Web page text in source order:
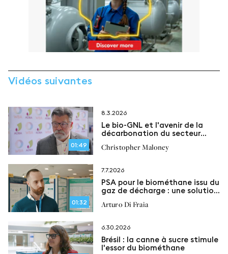
Vidéos suivantes
01:49
8.3.2026
Le bio-GNL et l'avenir de la
décarbonation du secteur
Christopher Maloney
01:32
7.7.2026
PSA pour le biométhane issu du
gaz de décharge : une solution
méthane
Arturo Di Fraia
6.30.2026
Brésil : la canne à sucre stimule
l'essor du biométhane